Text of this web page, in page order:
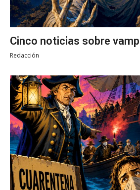
Cinco noticias sobre
Redacción